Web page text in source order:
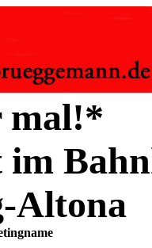
mal!*
Altona